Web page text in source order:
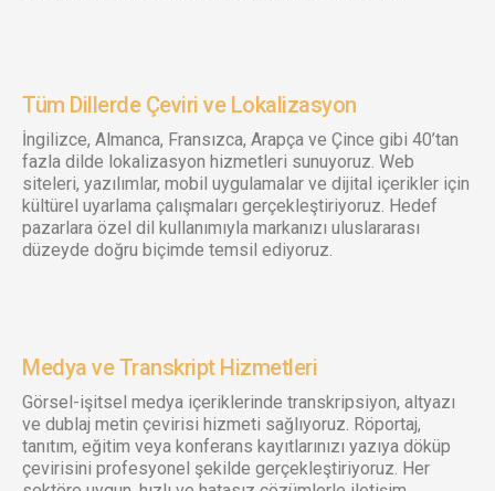
Tüm Dillerde Çeviri ve Lokalizasyon
İngilizce, Almanca, Fransızca, Arapça ve Çince gibi 40’tan
fazla dilde lokalizasyon hizmetleri sunuyoruz. Web
siteleri, yazılımlar, mobil uygulamalar ve dijital içerikler için
kültürel uyarlama çalışmaları gerçekleştiriyoruz. Hedef
pazarlara özel dil kullanımıyla markanızı uluslararası
düzeyde doğru biçimde temsil ediyoruz.
Medya ve Transkript Hizmetleri
Görsel-işitsel medya içeriklerinde transkripsiyon, altyazı
ve dublaj metin çevirisi hizmeti sağlıyoruz. Röportaj,
tanıtım, eğitim veya konferans kayıtlarınızı yazıya döküp
çevirisini profesyonel şekilde gerçekleştiriyoruz. Her